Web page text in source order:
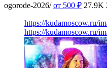
ogorode-2026/ от 500 ₽ 27.9K
https://kudamoscow.ru/
https://kudamoscow.ru/